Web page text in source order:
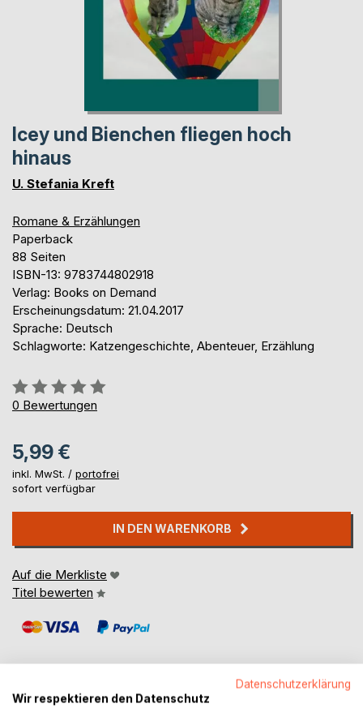
Icey und Bienchen fliegen hoch
hinaus
U. Stefania Kreft
Romane & Erzählungen
Paperback
88 Seiten
ISBN-13: 9783744802918
Verlag: Books on Demand
Erscheinungsdatum: 21.04.2017
Sprache: Deutsch
Schlagworte: Katzengeschichte, Abenteuer, Erzählung
Bewertung::
0%
0 Bewertungen
5,99 €
inkl. MwSt. / portofrei
sofort verfügbar
IN DEN WARENKORB
Auf die Merkliste
Titel bewerten
Datenschutzerklärung
Wir respektieren den Datenschutz